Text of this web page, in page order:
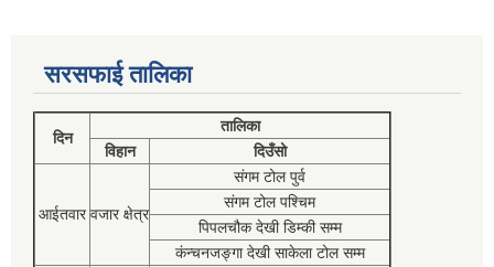
सरसफाई तालिका
दिन
तालिका
विहान
दिउँसो
आईतवार वजार क्षेत्र
संगम टोल पुर्व
संगम टोल पश्चिम
पिपलचौक देखी डिम्की सम्म
कंन्चनजङ्गा देखी साकेला टोल सम्म